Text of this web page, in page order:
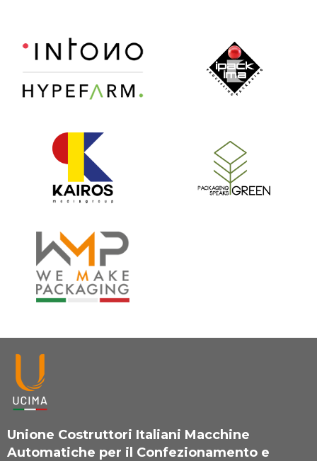
Unione Costruttori Italiani Macchine
Automatiche per il Confezionamento e